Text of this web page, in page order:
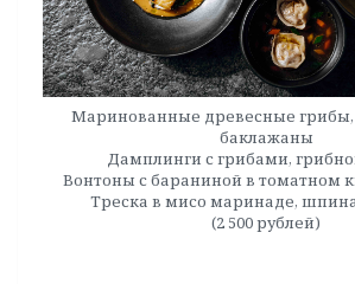
Маринованные древесные грибы,
баклажаны
Дамплинги с грибами,
Вонтоны с бараниной в томатном
Треска в мисо маринаде,
(2 500 рублей)